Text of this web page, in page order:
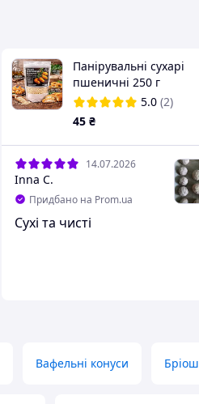
Панірувальні сухарі
пшеничні 250 г
5.0 (2)
45 ₴
14.07.2026
Inna C.
Придбано на Prom.ua
Сухі та чисті
Вафельні конуси Бріош